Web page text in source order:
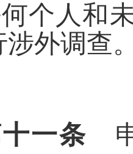
个人和
涉外调查
十一条